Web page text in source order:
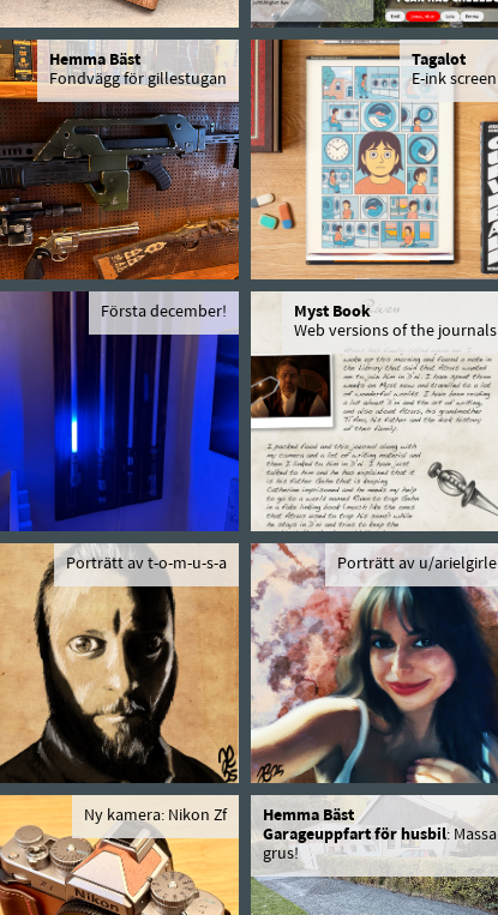
Hemma Bäst
Fondvägg för gillestugan
Tagalot
E-ink screen
Första december!
Myst Book
Web versions of the journals
Porträtt av t-o-m-u-s-a Porträtt av u/arielgirle
Ny kamera: Nikon Zf
Hemma Bäst
Garageuppfart för husbil: Massa
grus!